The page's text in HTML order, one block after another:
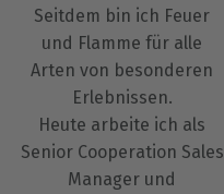
Seitdem bin ich Feuer
und Flamme für alle
Arten von besonderen
Erlebnissen.
Heute arbeite ich als
Senior Cooperation Sales
Manager und